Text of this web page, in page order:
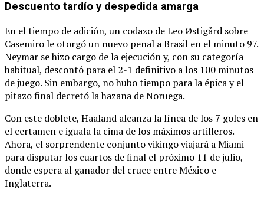
Descuento tardío y despedida amarga
En el tiempo de adición, un codazo de Leo Østigård sobre
Casemiro le otorgó un nuevo penal a Brasil en el minuto 97.
Neymar se hizo cargo de la ejecución y, con su categoría
habitual, descontó para el 2-1 definitivo a los 100 minutos
de juego. Sin embargo, no hubo tiempo para la épica y el
pitazo final decretó la hazaña de Noruega.
Con este doblete, Haaland alcanza la línea de los 7 goles en
el certamen e iguala la cima de los máximos artilleros.
Ahora, el sorprendente conjunto vikingo viajará a Miami
para disputar los cuartos de final el próximo 11 de julio,
donde espera al ganador del cruce entre México e
Inglaterra.